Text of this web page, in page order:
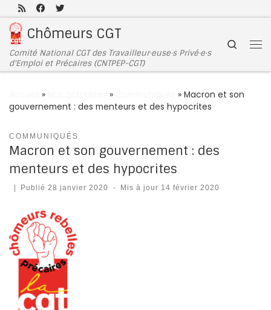
Passer au contenu
Chômeurs CGT
Comité National CGT des Travailleur·euse·s Privé·e·s
d'Emploi et Précaires (CNTPEP-CGT)
Search
» » » Macron et son
gouvernement : des menteurs et des hypocrites
COMMUNIQUÉS
Macron et son gouvernement : des
menteurs et des hypocrites
| Publié 28 janvier 2020 - Mis à jour 14 février 2020